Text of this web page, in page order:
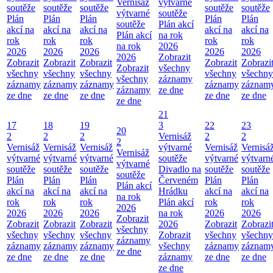
soutěže
Plán
akcí na
rok
2026
Zobrazit
všechny
záznamy
ze dne
soutěže
Plán
akcí na
rok
2026
Zobrazit
všechny
záznamy
ze dne
soutěže
Plán
akcí na
rok
2026
Zobrazit
všechny
záznamy
ze dne
Vernisáž
výtvarné
soutěže
Plán akcí
na rok
2026
Zobrazit
všechny
záznamy
ze dne
výtvarné
soutěže
Plán akcí
na rok
2026
Zobrazit
všechny
záznamy
ze dne
soutěže
Plán
akcí na
rok
2026
Zobrazit
všechny
záznamy
ze dne
soutěže
Plán
akcí na
rok
2026
Zobrazit
všechny
ze dne
17
2
Vernisáž
výtvarné
soutěže
Plán
akcí na
rok
2026
Zobrazit
všechny
záznamy
ze dne
18
2
Vernisáž
výtvarné
soutěže
Plán
akcí na
rok
2026
Zobrazit
všechny
záznamy
ze dne
19
2
Vernisáž
výtvarné
soutěže
Plán
akcí na
rok
2026
Zobrazit
všechny
záznamy
ze dne
20
2
Vernisáž
výtvarné
soutěže
Plán akcí
na rok
2026
Zobrazit
všechny
záznamy
ze dne
21
3
Vernisáž
výtvarné
soutěže
Divadlo na
Červeném
Hrádku
Plán akcí
na rok
2026
Zobrazit
všechny
záznamy
ze dne
22
2
Vernisáž
výtvarné
soutěže
Plán
akcí na
rok
2026
Zobrazit
všechny
záznamy
ze dne
23
2
soutěže
Plán
akcí na
rok
2026
Zobrazit
všechny
ze dne